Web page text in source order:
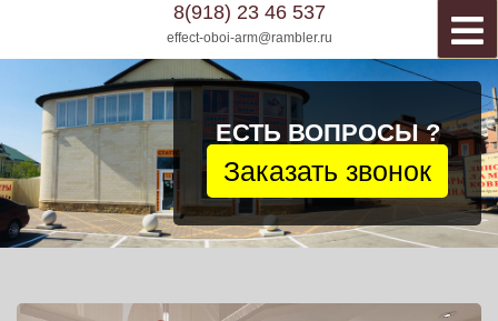
8(918) 23 46 537
effect-oboi-arm@rambler.ru
ЕСТЬ ВОПРОСЫ ?
Заказать звонок